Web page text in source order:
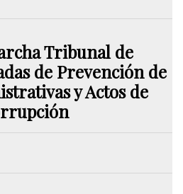
Tribunal de
de Prevención de
y Actos de